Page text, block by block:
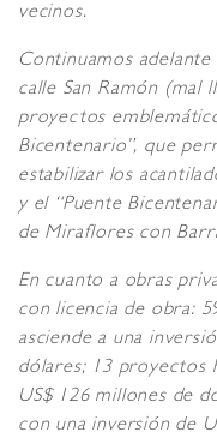
vecinos.
Continuamos
calle San Ramón (mal
proyectos
Bicentenario”, que
estabilizar los
y el “Puente
de Miraflores con
En cuanto a obras
con licencia de obra:
asciende a una
dólares; 13 proyectos
US$ 126 millones de
con una inversión de